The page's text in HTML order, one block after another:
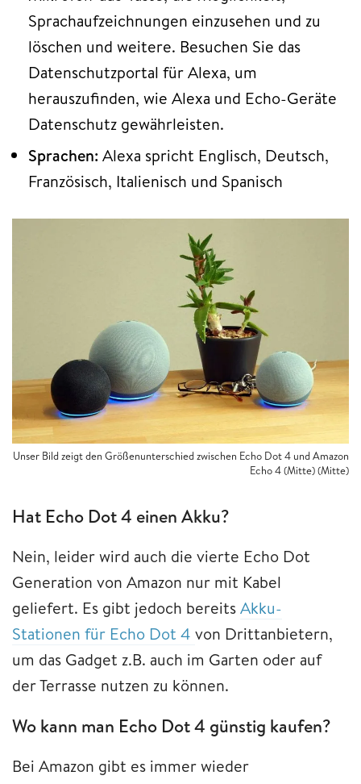
Sprachaufzeichnungen einzusehen und zu
löschen und weitere. Besuchen Sie das
Datenschutzportal für Alexa, um
herauszufinden, wie Alexa und Echo-Geräte
Datenschutz gewährleisten.
Sprachen: Alexa spricht Englisch, Deutsch,
Französisch, Italienisch und Spanisch
Unser Bild zeigt den Größenunterschied zwischen Echo Dot 4 und Amazon
Echo 4 (Mitte) (Mitte)
Hat Echo Dot 4 einen Akku?
Nein, leider wird auch die vierte Echo Dot
Generation von Amazon nur mit Kabel
geliefert. Es gibt jedoch bereitsAkku-
Stationen für Echo Dot 4 von Drittanbietern,
um das Gadget z.B. auch im Garten oder auf
der Terrasse nutzen zu können.
Wo kann man Echo Dot 4 günstig kaufen?
Bei Amazon gibt es immer wieder